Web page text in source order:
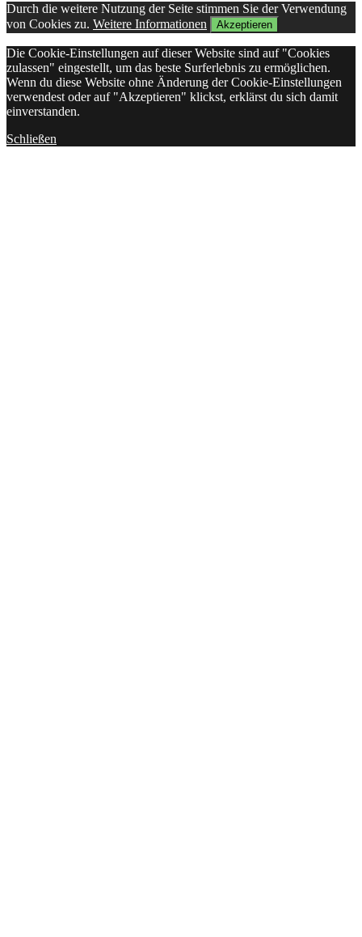
Durch die weitere Nutzung der Seite stimmen Sie der Verwendung
von Cookies zu. Weitere Informationen Akzeptieren
Die Cookie-Einstellungen auf dieser Website sind auf "Cookies
zulassen" eingestellt, um das beste Surferlebnis zu ermöglichen.
Wenn du diese Website ohne Änderung der Cookie-Einstellungen
verwendest oder auf "Akzeptieren" klickst, erklärst du sich damit
einverstanden.
Schließen